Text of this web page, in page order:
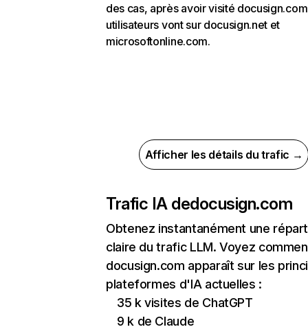
des cas, après avoir visité
utilisateurs vont sur docusign.net et
microsoftonline.com.
Afficher les détails du trafic →
Trafic IA dedocusign.com
Obtenez instantanément une
claire du trafic LLM. Voyez
docusign.com apparaît sur les
plateformes d'IA actuelles :
35 k visites de ChatGPT
9 k de Claude